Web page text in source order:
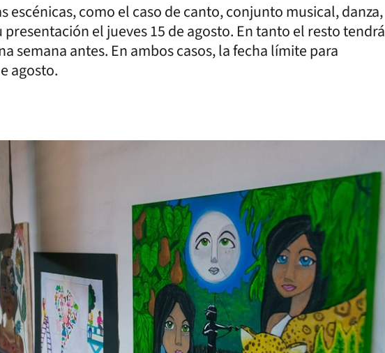
escénicas, como el caso de canto, conjunto musical, danza,
el jueves 15 de agosto. En tanto el resto tendrá
semana antes. En ambos casos, la fecha límite para
agosto.